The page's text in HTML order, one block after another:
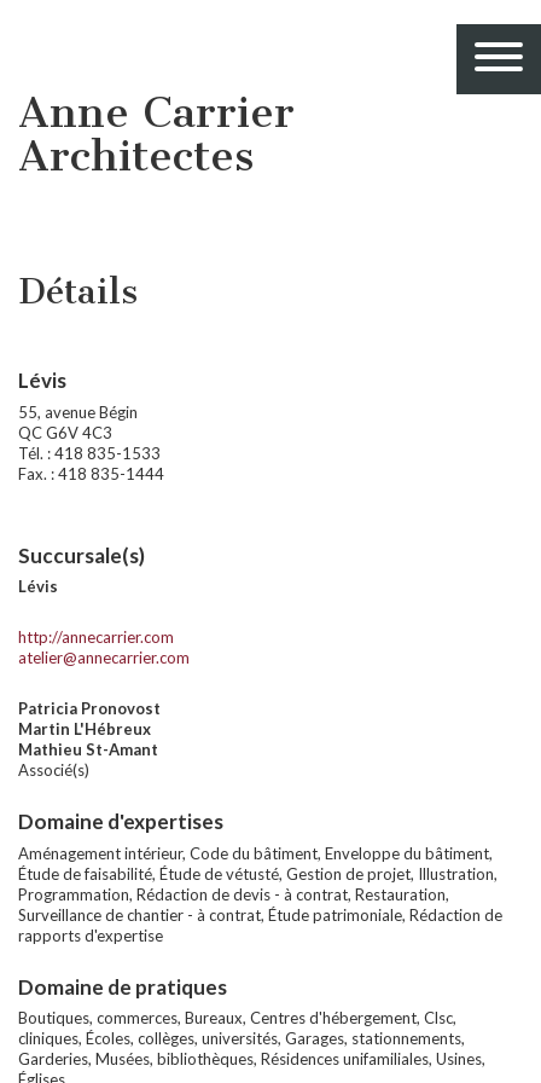
Anne Carrier
Architectes
Détails
Lévis
55, avenue Bégin
QC G6V 4C3
Tél. : 418 835-1533
Fax. : 418 835-1444
Succursale(s)
Lévis
http://annecarrier.com
atelier@annecarrier.com
Patricia Pronovost
Martin L'Hébreux
Mathieu St-Amant
Associé(s)
Domaine d'expertises
Aménagement intérieur, Code du bâtiment, Enveloppe du bâtiment,
Étude de faisabilité, Étude de vétusté, Gestion de projet, Illustration,
Programmation, Rédaction de devis - à contrat, Restauration,
Surveillance de chantier - à contrat, Étude patrimoniale, Rédaction de
rapports d'expertise
Domaine de pratiques
Boutiques, commerces, Bureaux, Centres d'hébergement, Clsc,
cliniques, Écoles, collèges, universités, Garages, stationnements,
Garderies, Musées, bibliothèques, Résidences unifamiliales, Usines,